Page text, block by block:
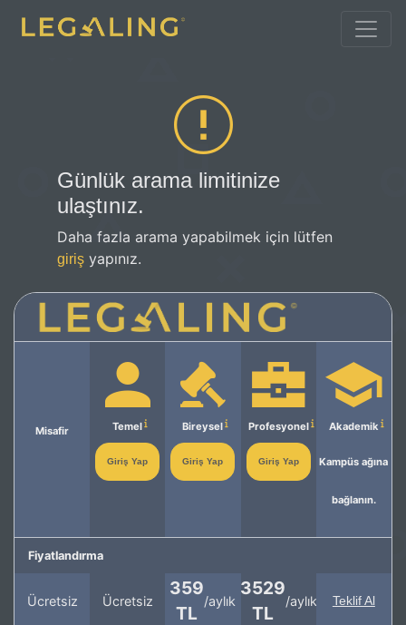
Günlük arama limitinize
ulaştınız.
Daha fazla arama yapabilmek için lütfen
giriş yapınız.
Misafir Temel
Giriş Yap
Bireysel
Giriş Yap
Profesyonel
Giriş Yap
Akademik
Kampüs ağına
bağlanın.
Fiyatlandırma
Ücretsiz Ücretsiz
359
TL
/aylık
3529
TL
/aylık Teklif Al